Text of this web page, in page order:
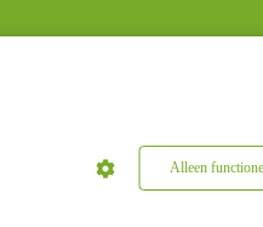
Alleen